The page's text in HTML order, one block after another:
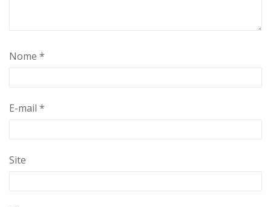
Nome *
E-mail *
Site